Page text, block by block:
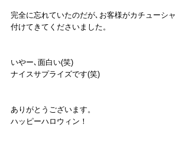
完全に忘れていたのだが､お客様がカチューシャ
付けてきてくださいました。
いやー､面白い(笑)
ナイスサプライズです(笑)
ありがとうございます。
ハッピーハロウィン！